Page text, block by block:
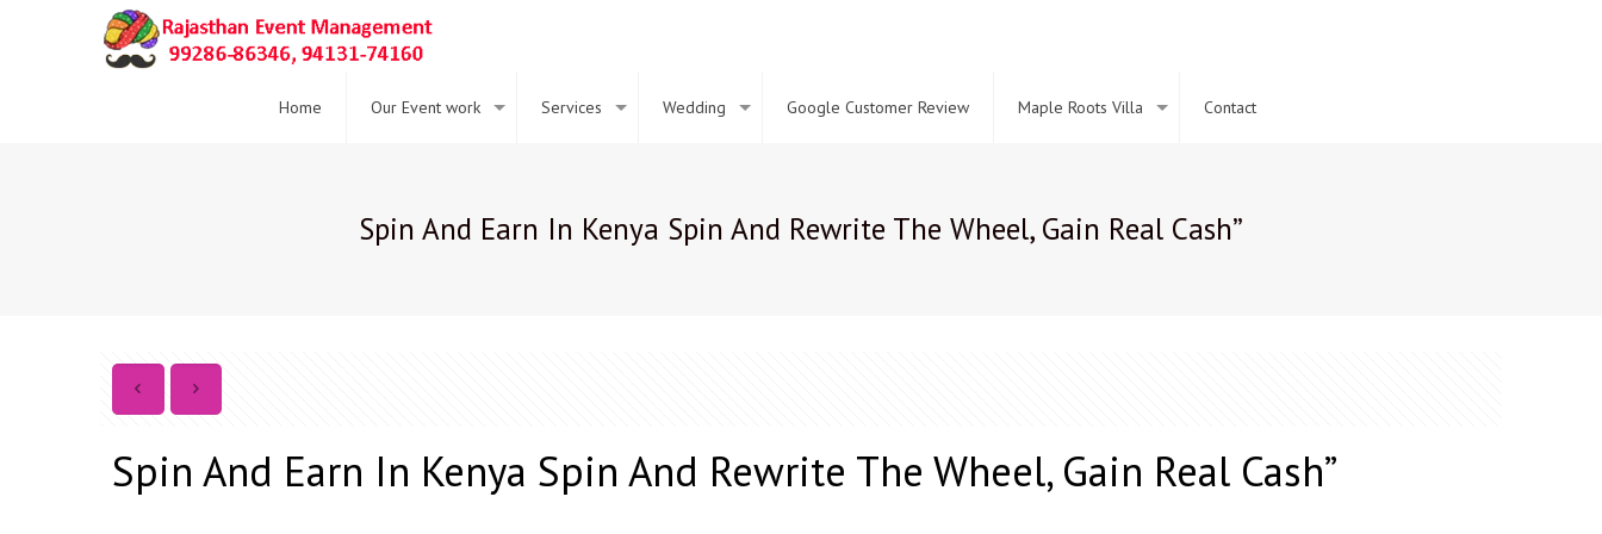
Home Our Event work Services Wedding Google Customer Review Maple Roots Villa Contact
Spin And Earn In Kenya Spin And Rewrite The Wheel, Gain Real Cash”
Spin And Earn In Kenya Spin And Rewrite The Wheel, Gain Real Cash”